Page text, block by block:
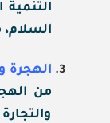
الهجرة
من